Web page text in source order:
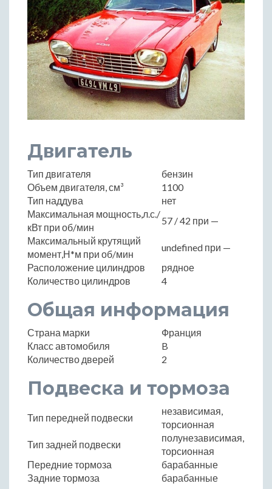
Двигатель
Тип двигателя
бензин
Объем двигателя, см³
1100
Тип наддува
нет
Максимальная мощность,л.с./
кВт при об/мин
57 / 42 при —
Максимальный крутящий
момент,Н*м при об/мин
undefined при —
Расположение цилиндров
рядное
Количество цилиндров
4
Общая информация
Страна марки
Франция
Класс автомобиля
B
Количество дверей
2
Подвеска и тормоза
Тип передней подвески
независимая,
торсионная
Тип задней подвески
полунезависимая,
торсионная
Передние тормоза
барабанные
Задние тормоза
барабанные